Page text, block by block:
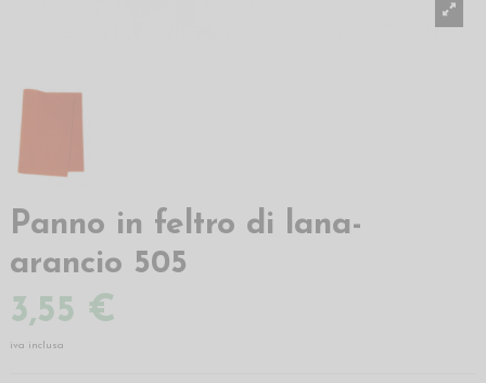
Panno in feltro di lana-
arancio 505
3,55 €
iva inclusa